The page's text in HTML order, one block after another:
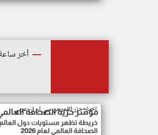
أخر
اخبار جزر القمر من سي ان ان عربي